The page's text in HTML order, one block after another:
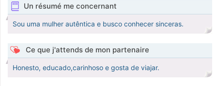
Un résumé me concernant
Sou uma mulher autêntica e busco conhecer sinceras.
Ce que j'attends de mon partenaire
Honesto, educado,carinhoso e gosta de viajar.